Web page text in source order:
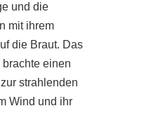
und die
mit ihrem
die Braut. Das
einen
strahlenden
Wind und ihr